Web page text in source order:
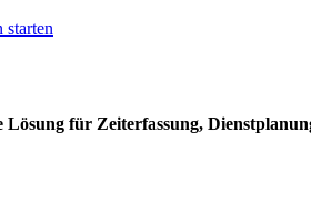
starten
Lösung für Zeiterfassung,